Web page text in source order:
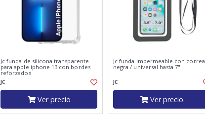
Jc funda de silicona transparente
para apple iphone 13 con bordes
reforzados
JC
Ver precio
Jc funda impermeable con correa
negra / universal hasta 7"
JC
Ver precio